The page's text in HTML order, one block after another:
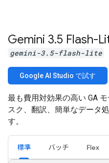
Gemini 3.5 Flash-
gemini-3.5-flash-lite
Google AI Studio で試す
最も費用対効果の高い GA
スク、翻訳、簡単なデータ
す。
標準 バッチ Flex